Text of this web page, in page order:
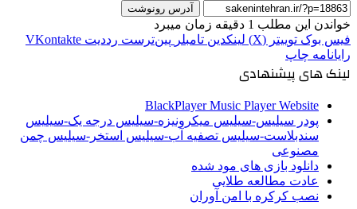
آدرس رونوشت
خواندن این مطلب 1 دقیقه زمان میبرد
فیس بوک توییتر (X) لینکدین ‫تامبلر ‫پین‌ترست ‫رددیت ‫VKontakte
رایانامه چاپ
لینک های پیشنهادی
BlackPlayer Music Player Website
پودر سیلیس-سیلیس میکرونیزه-سیلیس درجه یک-سیلیس
سندبلاست-سیلیس تصفیه آب-سیلیس استخر-سیلیس چمن
مصنوعی
دانلود بازی های مود شده
عادت مطالعه طلایی
نصب کرکره با امن آوران